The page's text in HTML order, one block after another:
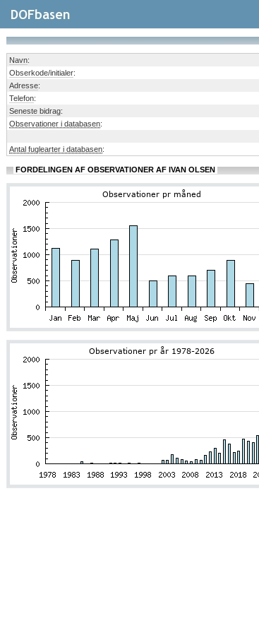
Navn:
Obserkode/initialer:
Adresse:
Telefon:
Seneste bidrag:
Observationer i databasen:
Antal fuglearter i databasen:
FORDELINGEN AF OBSERVATIONER AF IVAN OLSEN